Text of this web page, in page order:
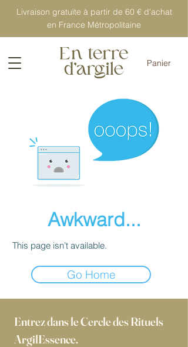
Livraison gratuite à partir de 60 € d'achat
en France Métropolitaine
Panier
Awkward...
This page isn’t available.
Go Home
Entrez dans le Cercle des Rituels
ArgilEssence.